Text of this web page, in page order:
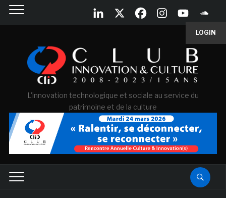
LOGIN
L'innovation technologique et sociale au service du
patrimoine et de la culture